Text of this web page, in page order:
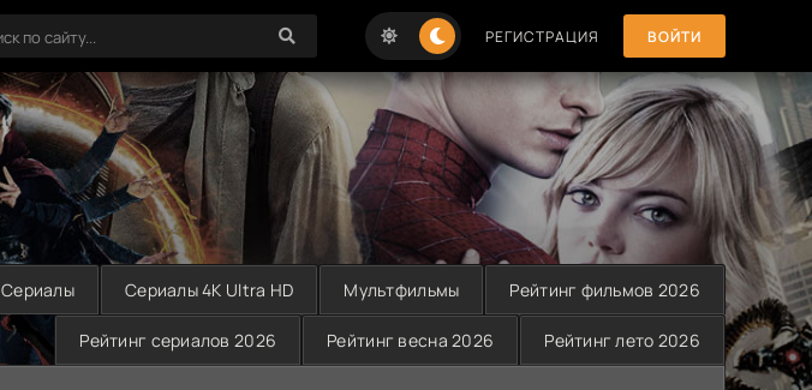
РЕГИСТРАЦИЯ ВОЙТИ
Сериалы Сериалы 4K Ultra HD Мультфильмы Рейтинг фильмов 2026
Рейтинг сериалов 2026 Рейтинг весна 2026 Рейтинг лето 2026